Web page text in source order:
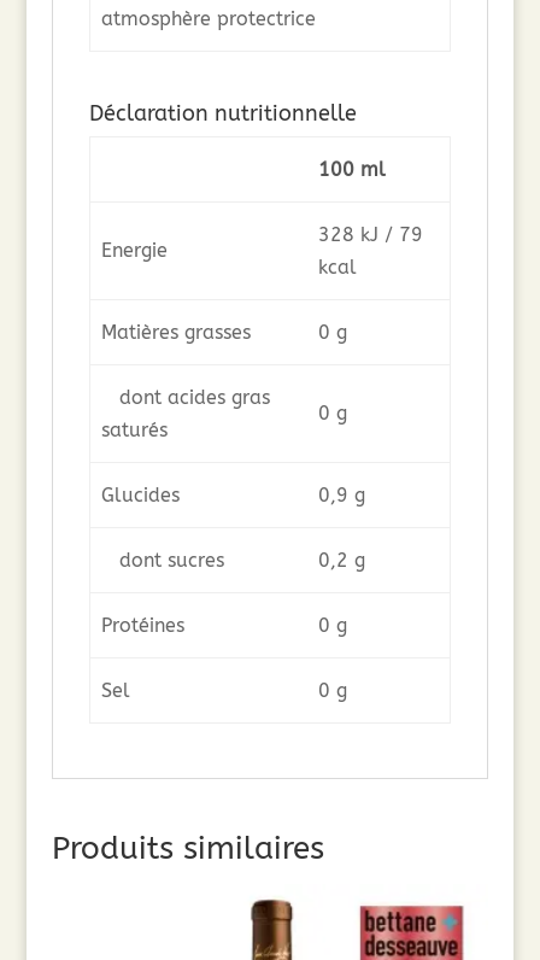
atmosphère protectrice
Déclaration nutritionnelle
100 ml
Energie
328 kJ / 79
kcal
Matières grasses 0 g
dont acides gras
saturés
0 g
Glucides 0,9 g
dont sucres 0,2 g
Protéines 0 g
Sel 0 g
Produits similaires